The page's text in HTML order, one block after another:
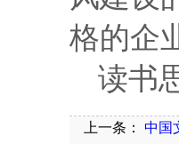
格的企
读书
上一条： 中国